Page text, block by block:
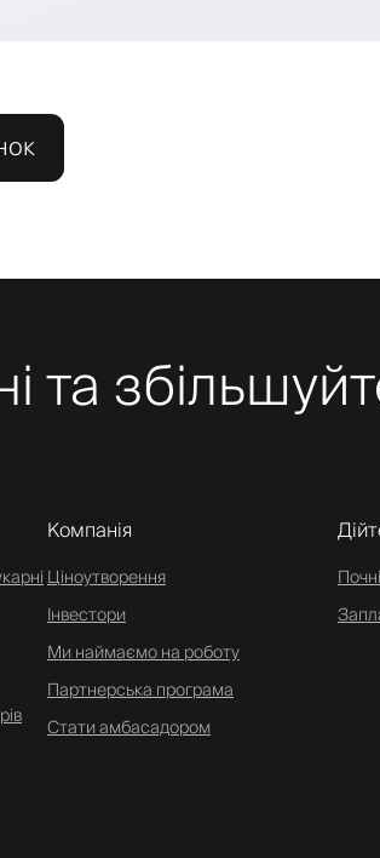
та
Компанія
Ціноутворення
Інвестори
Ми наймаємо на роботу
Партнерська програма
Стати амбасадором